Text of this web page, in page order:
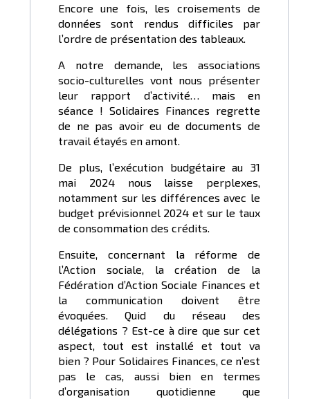
Encore une fois, les croisements de
données sont rendus difficiles par
l’ordre de présentation des tableaux.
A notre demande, les associations
socio-culturelles vont nous présenter
leur rapport d’activité… mais en
séance ! Solidaires Finances regrette
de ne pas avoir eu de documents de
travail étayés en amont.
De plus, l’exécution budgétaire au 31
mai 2024 nous laisse perplexes,
notamment sur les différences avec le
budget prévisionnel 2024 et sur le taux
de consommation des crédits.
Ensuite, concernant la réforme de
l’Action sociale, la création de la
Fédération d’Action Sociale Finances et
la communication doivent être
évoquées. Quid du réseau des
délégations ? Est-ce à dire que sur cet
aspect, tout est installé et tout va
bien ? Pour Solidaires Finances, ce n’est
pas le cas, aussi bien en termes
d’organisation quotidienne que